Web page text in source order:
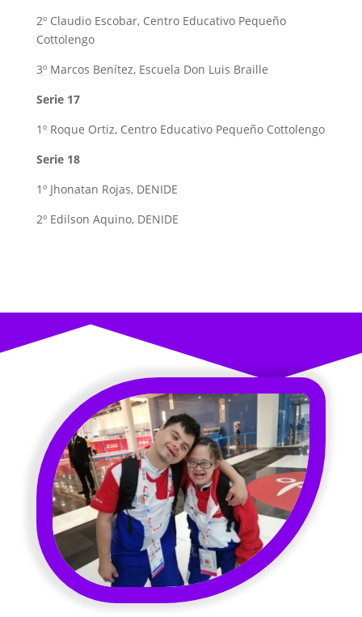
2º Claudio Escobar, Centro Educativo Pequeño
Cottolengo
3º Marcos Benítez, Escuela Don Luis Braille
Serie 17
1º Roque Ortiz, Centro Educativo Pequeño Cottolengo
Serie 18
1º Jhonatan Rojas, DENIDE
2º Edilson Aquino, DENIDE